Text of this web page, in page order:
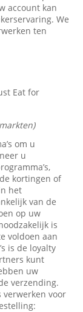
account kan
We
ten
Eat for
om u
u
kortingen of
het
van de
op uw
is
voldoen aan
is de loyalty
kunt
uw
verzending.
verwerken voor